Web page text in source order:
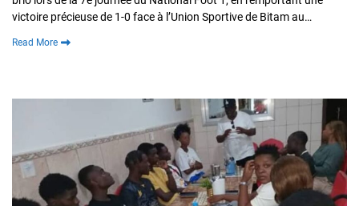
victoire précieuse de 1-0 face à l’Union Sportive de Bitam au…
Read More